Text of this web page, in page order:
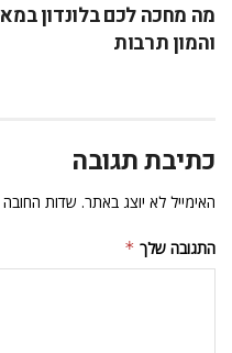
והמון תרבות
כתיבת תגובה
האימייל לא יוצג באתר. שדות
התגובה שלך *